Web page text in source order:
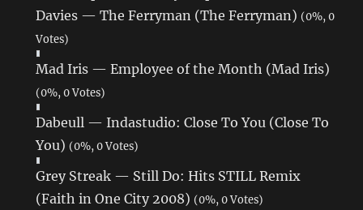
Davies — The Ferryman (The Ferryman) (0%, 0
Votes)
Mad Iris — Employee of the Month (Mad Iris)
(0%, 0 Votes)
Dabeull — Indastudio: Close To You (Close To
You) (0%, 0 Votes)
Grey Streak — Still Do: Hits STILL Remix
(Faith in One City 2008) (0%, 0 Votes)